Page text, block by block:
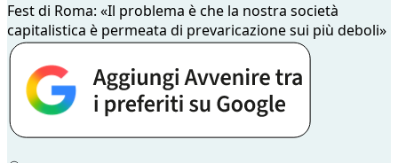
Fest di Roma: «Il problema è che la nostra società
capitalistica è permeata di prevaricazione sui più deboli»